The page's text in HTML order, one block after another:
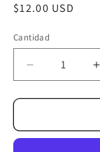
modal
Precio
$12.00 USD
Cantidad
Reducir
cantidad
para
Night